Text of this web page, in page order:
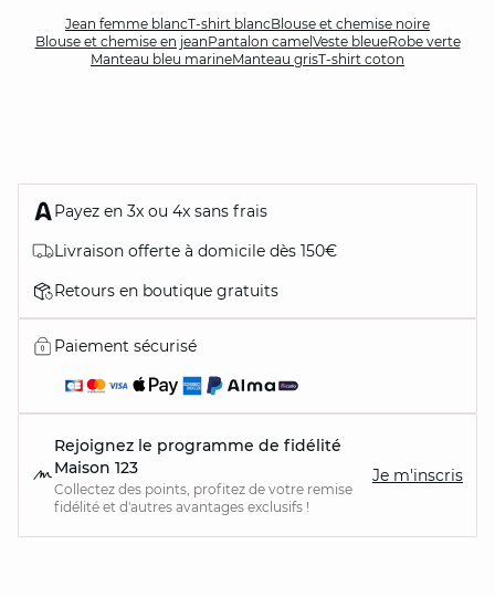
Jean femme blancT-shirt blancBlouse et chemise noire
Blouse et chemise en jeanPantalon camel Veste bleueRobe verte
Manteau bleu marineManteau grisT-shirt coton
Payez en 3x ou 4x sans frais
Livraison offerte à domicile dès 150€
Retours en boutique gratuits
Paiement sécurisé
Rejoignez le programme de fidélité
Maison 123
Collectez des points, profitez de votre remise
fidélité et d'autres avantages exclusifs !
Je m'inscris